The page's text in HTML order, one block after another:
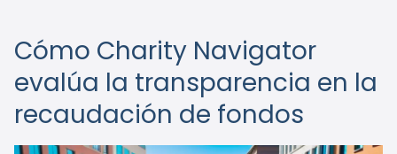
Cómo Charity Navigator
evalúa la transparencia en la
recaudación de fondos